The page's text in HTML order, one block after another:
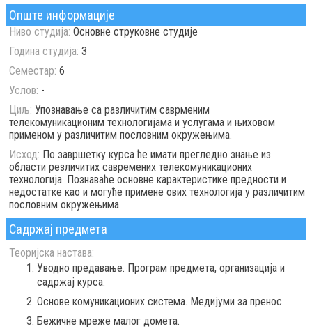
Опште информације
Ниво студија: Основне струковне студије
Година студија: 3
Семестар: 6
Услов: -
Циљ: Упознавање са различитим саврменим
телекомуникационим технологијама и услугама и њиховом
применом у различитим пословним окружењима.
Исход: По завршетку курса ће имати прегледно знање из
области резличитих савремених телекомуникационих
технологија. Познаваће основне карактеристике предности и
недостатке као и могуће примене ових технологија у различитим
пословним окружењима.
Садржај предмета
Теоријска настава:
Уводно предавање. Програм предмета, организација и
садржај курса.
Основе комуникационих система. Медијуми за пренос.
Бежичне мреже малог домета.